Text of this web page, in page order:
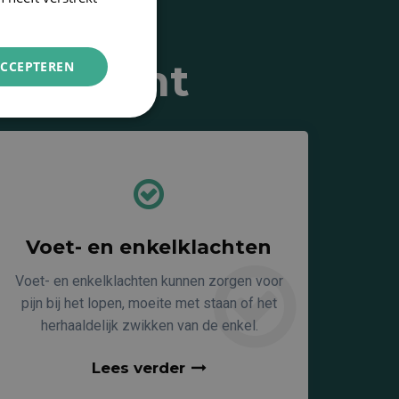
terecht
Voet- en enkelklachten
Voet- en enkelklachten kunnen zorgen voor
pijn bij het lopen, moeite met staan of het
herhaaldelijk zwikken van de enkel.
Lees verder